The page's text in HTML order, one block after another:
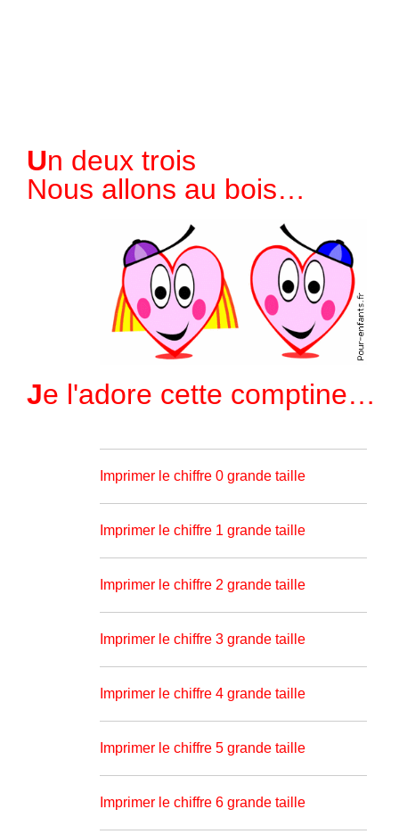
Un deux trois
Nous allons au bois…
Je l'adore cette comptine…
Imprimer le chiffre 0 grande taille
Imprimer le chiffre 1 grande taille
Imprimer le chiffre 2 grande taille
Imprimer le chiffre 3 grande taille
Imprimer le chiffre 4 grande taille
Imprimer le chiffre 5 grande taille
Imprimer le chiffre 6 grande taille